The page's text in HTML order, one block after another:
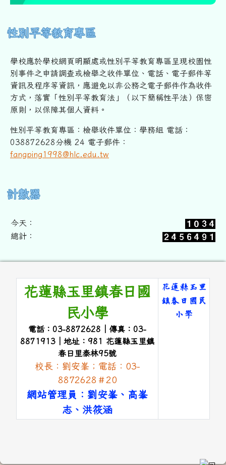
性別平等教育專區
學校應於學校網頁明顯處或性別平等教育專區呈現校園性
別事件之申請調查或檢舉之收件單位、電話、電子郵件等
資訊及程序等資訊， 應避免以非公務之電子郵件作為收件
方式，落實「性別平等教育法」
（以下簡稱性平法）保密
原則，以保障其個人資料。
性別平等教育專區：檢舉收件單位：學務組 電話：
038872628分機 24 電子郵件：
fangping1998@hlc.edu.tw
右邊區域內容
計數器
今天：
總計：
頁尾區域內容
花蓮縣玉里鎮春日國
民小學
電話：03-8872628｜傳真：03-
8871913｜地址：981 花蓮縣玉里鎮
春日里泰林95號
校長：劉安峯；電話：03-
8872628＃20
網站管理員：劉安峯、高峯
志、洪筱涵
花蓮縣玉里
鎮春日國民
小學